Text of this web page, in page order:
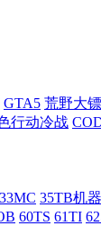
GTA5 荒野大
行动冷战
33MC 35TB机
60TS 61TI